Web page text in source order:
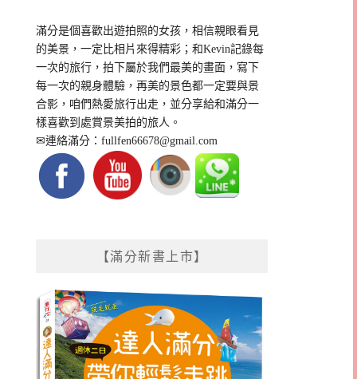
滿分是個喜歡出遊拍照的女孩，相信親眼看見
的美景，一定比相片來得精彩；和Kevin記錄每
一次的旅行，拍下屬於我們最美的畫面，寫下
每一次的親身體驗，再美的景色都一定要與景
合影，咱們熱愛旅行出走，並分享給和滿分一
樣喜歡到處賞景美拍的旅人。
✉連絡滿分：fullfen66678@gmail.com
【滿分新書上市】